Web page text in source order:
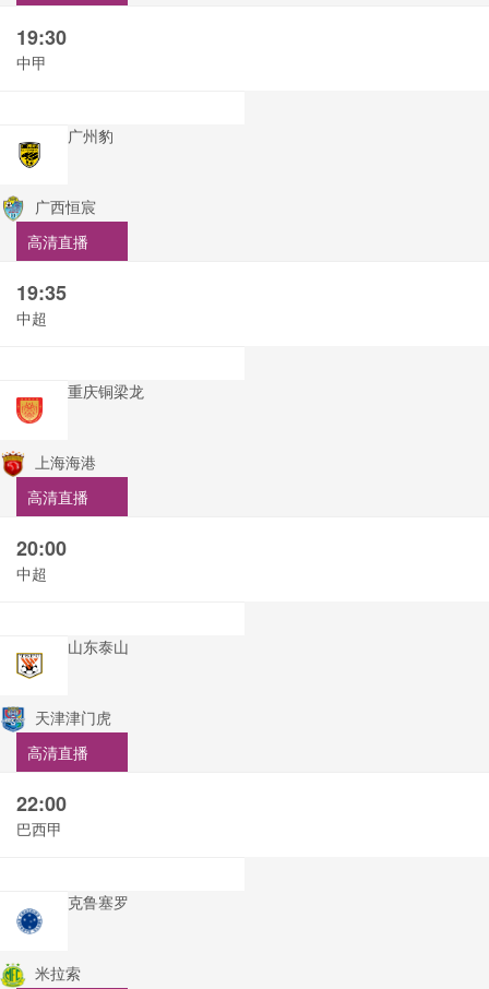
19:30
中甲
广州豹
广西恒宸
高清直播
19:35
中超
重庆铜梁龙
上海海港
高清直播
20:00
中超
山东泰山
天津津门虎
高清直播
22:00
巴西甲
克鲁塞罗
米拉索